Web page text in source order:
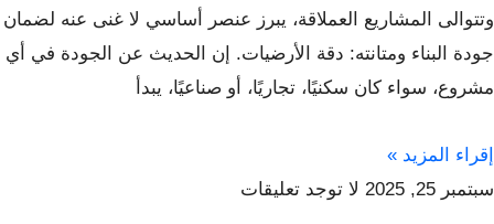
وتتوالى المشاريع العملاقة، يبرز عنصر أساسي لا غنى عنه لضمان
جودة البناء ومتانته: دقة الأرضيات. إن الحديث عن الجودة في أي
مشروع، سواء كان سكنيًا، تجاريًا، أو صناعيًا، يبدأ
إقراء المزيد »
سبتمبر 25, 2025
لا توجد تعليقات